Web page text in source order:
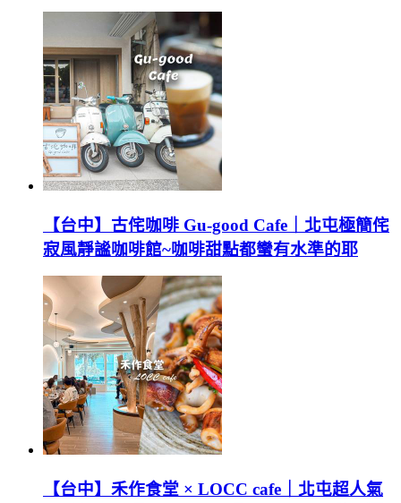
【台中】古侘咖啡 Gu-good Cafe｜北屯極簡侘
寂風靜謐咖啡館~咖啡甜點都蠻有水準的耶
【台中】禾作食堂 × LOCC cafe｜北屯超人氣